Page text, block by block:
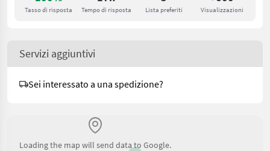
Tasso di risposta Tempo di risposta Lista preferiti Visualizzazioni
Servizi aggiuntivi
Sei interessato a una spedizione?
Loading the map will send data to Google.